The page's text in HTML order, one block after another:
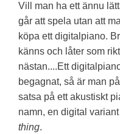
Vill man ha ett ännu
går att spela utan att
köpa ett digitalpiano.
känns och låter som
nästan....Ett
begagnat, så är man
satsa på ett akustiskt
namn, en digital
thing.